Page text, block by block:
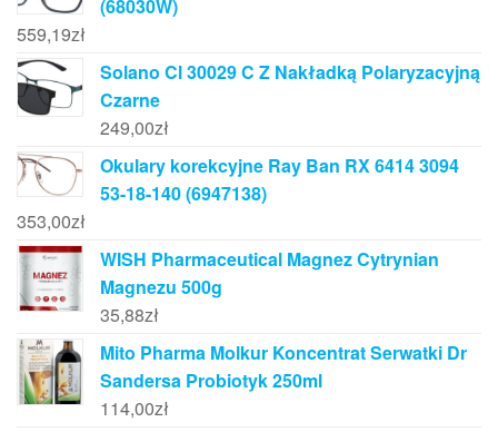
(68030W)
559,19zł
Solano Cl 30029 C Z Nakładką Polaryzacyjną
Czarne
249,00zł
Okulary korekcyjne Ray Ban RX 6414 3094
53-18-140 (6947138)
353,00zł
WISH Pharmaceutical Magnez Cytrynian
Magnezu 500g
35,88zł
Mito Pharma Molkur Koncentrat Serwatki Dr
Sandersa Probiotyk 250ml
114,00zł